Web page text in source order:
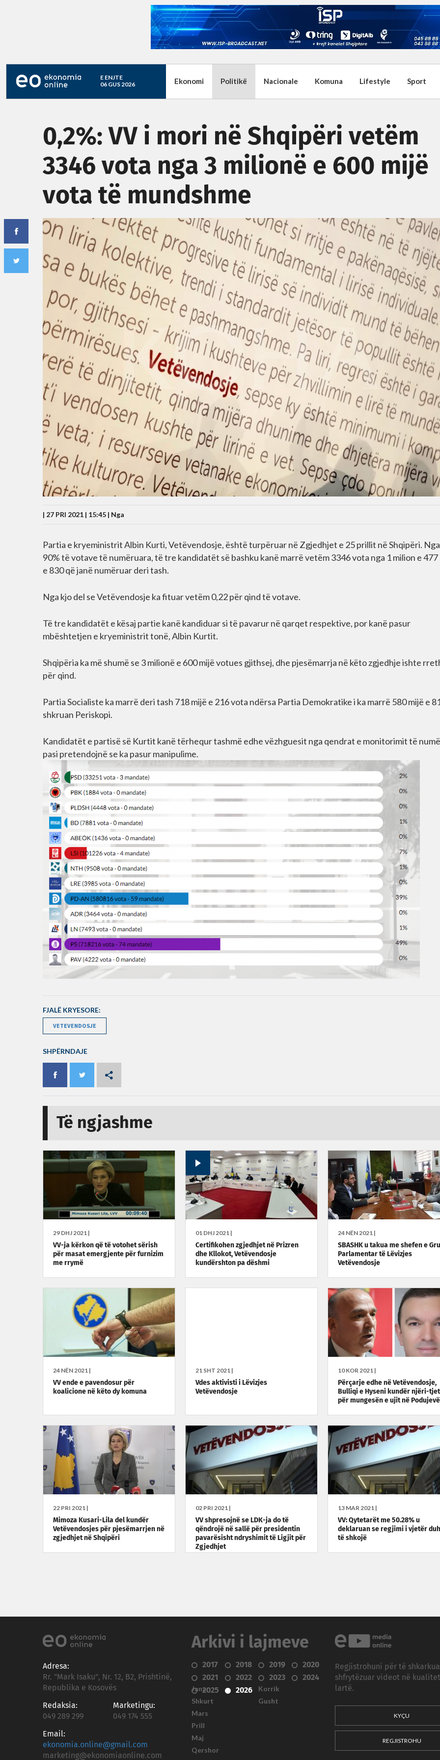
E ENJTE
06 GUS 2026
Ekonomi Politikë Nacionale Komuna Lifestyle Sport
0,2%: VV i mori në Shqipëri vetëm
3346 vota nga 3 milionë e 600 mijë
vota të mundshme
| 27 PRI 2021 | 15:45 | Nga
Partia e kryeministrit Albin Kurti, Vetëvendosje, është turpëruar në Zgjedhjet e 25 prillit në Shqipëri.
90% të votave të numëruara, të tre kandidatët së bashku kanë marrë vetëm 3346 vota nga 1 milion e 477
e 830 që janë numëruar deri tash.
Nga kjo del se Vetëvendosje ka fituar vetëm 0,22 për qind të votave.
Të tre kandidatët e kësaj partie kanë kandiduar si të pavarur në qarqet respektive, por kanë pasur
mbështetjen e kryeministrit tonë, Albin Kurtit.
Shqipëria ka më shumë se 3 milionë e 600 mijë votues gjithsej, dhe pjesëmarrja në këto zgjedhje ishte
për qind.
Partia Socialiste ka marrë deri tash 718 mijë e 216 vota ndërsa Partia Demokratike i ka marrë 580 mijë e
shkruan Periskopi.
Kandidatët e partisë së Kurtit kanë tërhequr tashmë edhe vëzhguesit nga qendrat e monitorimit të
pasi pretendojnë se ka pasur manipulime.
FJALË KRYESORE:
VETEVENDOSJE
SHPËRNDAJE
Të ngjashme
29 DHJ 2021 |
VV-ja kërkon që të votohet sërish
për masat emergjente për furnizim
me rrymë
01 DHJ 2021 |
Certifikohen zgjedhjet në Prizren
dhe Kllokot, Vetëvendosje
kundërshton pa dëshmi
24 NËN 2021 |
SBASHK u takua me shefen e
Parlamentar të Lëvizjes
Vetëvendosje
24 NËN 2021 |
VV ende e pavendosur për
koalicione në këto dy komuna
21 SHT 2021 |
Vdes aktivisti i Lëvizjes
Vetëvendosje
10 KOR 2021 |
Përçarje edhe në Vetëvendosje,
Bulliqi e Hyseni kundër njëri-
për mungesën e ujit në Podujevë
22 PRI 2021 |
Mimoza Kusari-Lila del kundër
Vetëvendosjes për pjesëmarrjen në
zgjedhjet në Shqipëri
02 PRI 2021 |
VV shpresojnë se LDK-ja do të
qëndrojë në sallë për presidentin
pavarësisht ndryshimit të Ligjit për
Zgjedhjet
13 MAR 2021 |
VV: Qytetarët me 50.28% u
deklaruan se regjimi i vjetër
të shkojë
Adresa:
Rr. "Mark Isaku", Nr. 12, B2, Prishtinë,
Republika e Kosovës
Redaksia:
049 289 299
Marketingu:
049 174 555
Email:
ekonomia.online@gmail.com
marketing@ekonomiaonline.com
Arkivi i lajmeve
2017 2018 2019
2020
2021
2022 2023
2024
2025
2026
Janar
Shkurt
Mars
Prill
Maj
Qershor
Korrik
Gusht
Regjistrohuni për të
shfrytëzuar videot në
lartë.
KYÇU
REGJISTROHU